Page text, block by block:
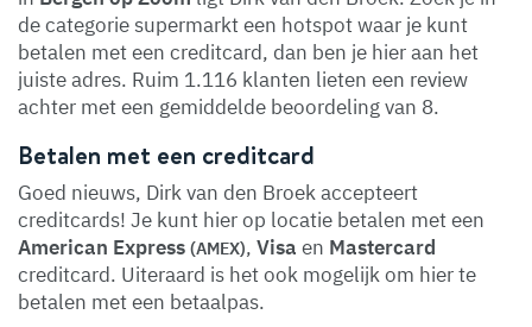
de categorie supermarkt een hotspot waar je kunt
betalen met een creditcard, dan ben je hier aan het
juiste adres. Ruim 1.116 klanten lieten een review
achter met een gemiddelde beoordeling van 8.
Betalen met een creditcard
Goed nieuws, Dirk van den Broek accepteert
creditcards! Je kunt hier op locatie betalen met een
American Express (AMEX), Visa en Mastercard
creditcard. Uiteraard is het ook mogelijk om hier te
betalen met een betaalpas.